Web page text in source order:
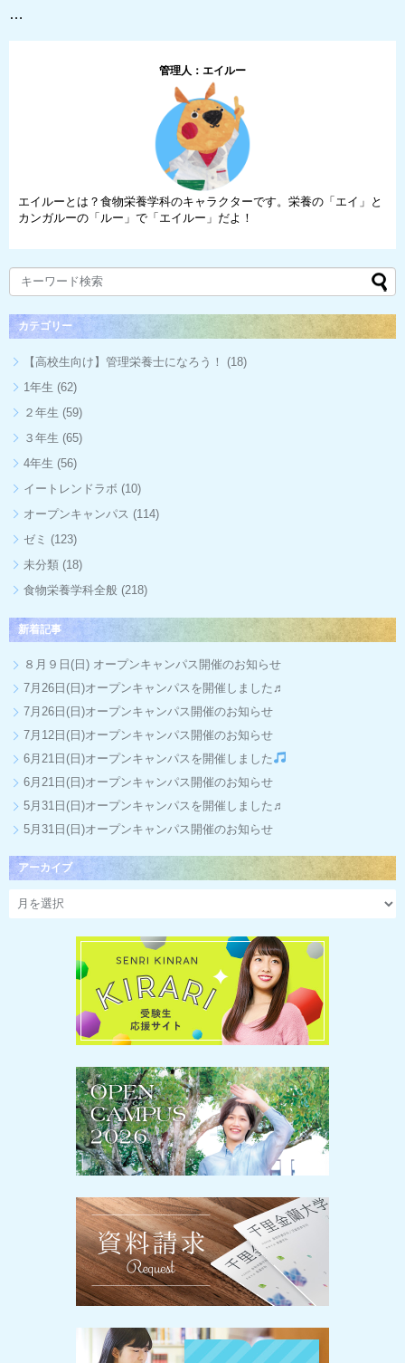
…
管理人：エイルー
エイルーとは？食物栄養学科のキャラクターです。栄養の「エイ」と
カンガルーの「ルー」で「エイルー」だよ！
カテゴリー
【高校生向け】管理栄養士になろう！
(18)
1年生 (62)
２年生 (59)
３年生 (65)
4年生 (56)
イートレンドラボ (10)
オープンキャンパス (114)
ゼミ (123)
未分類 (18)
食物栄養学科全般 (218)
新着記事
８月９日(日) オープンキャンパス開催のお知らせ
7月26日(日)オープンキャンパスを開催しました♬
7月26日(日)オープンキャンパス開催のお知らせ
7月12日(日)オープンキャンパス開催のお知らせ
6月21日(日)オープンキャンパスを開催しました
6月21日(日)オープンキャンパス開催のお知らせ
5月31日(日)オープンキャンパスを開催しました♬
5月31日(日)オープンキャンパス開催のお知らせ
アーカイブ